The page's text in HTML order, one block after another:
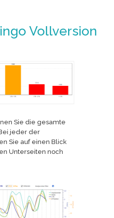
Vollversion
Sie die gesamte
jeder der
Sie auf einen Blick
Unterseiten noch